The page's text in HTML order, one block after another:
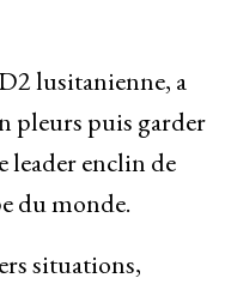
lusitanienne, a
pleurs puis garder
leader enclin de
du monde.
situations,